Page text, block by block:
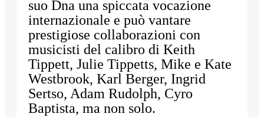
suo Dna una spiccata vocazione
internazionale e può vantare
prestigiose collaborazioni con
musicisti del calibro di Keith
Tippett, Julie Tippetts, Mike e Kate
Westbrook, Karl Berger, Ingrid
Sertso, Adam Rudolph, Cyro
Baptista, ma non solo.